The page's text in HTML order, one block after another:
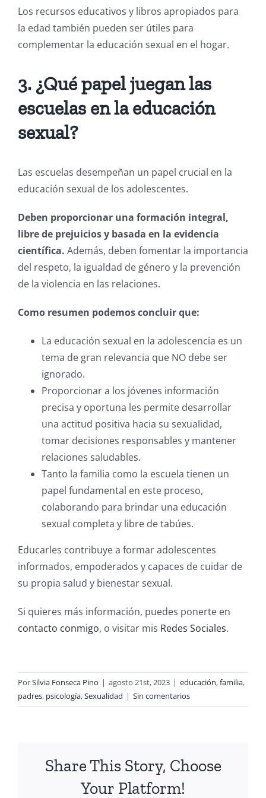
Los recursos educativos y libros apropiados para
la edad también pueden ser útiles para
complementar la educación sexual en el hogar.
3. ¿Qué papel juegan las
escuelas en la educación
sexual?
Las escuelas desempeñan un papel crucial en la
educación sexual de los adolescentes.
Deben proporcionar una formación integral,
libre de prejuicios y basada en la evidencia
científica. Además, deben fomentar la importancia
del respeto, la igualdad de género y la prevención
de la violencia en las relaciones.
Como resumen podemos concluir que:
La educación sexual en la adolescencia es un
tema de gran relevancia que NO debe ser
ignorado.
Proporcionar a los jóvenes información
precisa y oportuna les permite desarrollar
una actitud positiva hacia su sexualidad,
tomar decisiones responsables y mantener
relaciones saludables.
Tanto la familia como la escuela tienen un
papel fundamental en este proceso,
colaborando para brindar una educación
sexual completa y libre de tabúes.
Educarles contribuye a formar adolescentes
informados, empoderados y capaces de cuidar de
su propia salud y bienestar sexual.
Si quieres más información, puedes ponerte en
contacto conmigo, o visitar mis Redes Sociales.
PorSilvia Fonseca Pino | agosto 21st, 2023 | educación,familia,
padres, psicología,Sexualidad | Sin comentarios
Share This Story, Choose
Your Platform!